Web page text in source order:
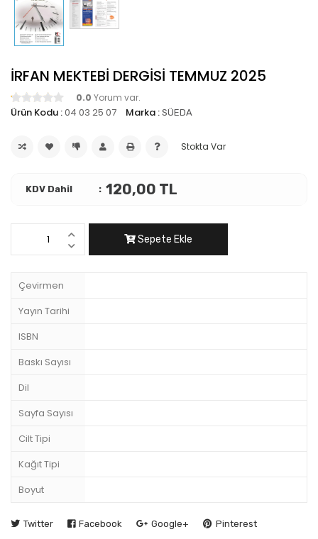
İRFAN MEKTEBİ DERGİSİ TEMMUZ 2025
0.0 Yorum var.
Ürün Kodu :04 03 25 07 Marka : SÜEDA
Stokta Var
KDV Dahil 120,00 TL
Sepete Ekle
Çevirmen
Yayın Tarihi
ISBN
Baskı Sayısı
Dil
Sayfa Sayısı
Cilt Tipi
Kağıt Tipi
Boyut
Twitter Facebook Google+ Pinterest